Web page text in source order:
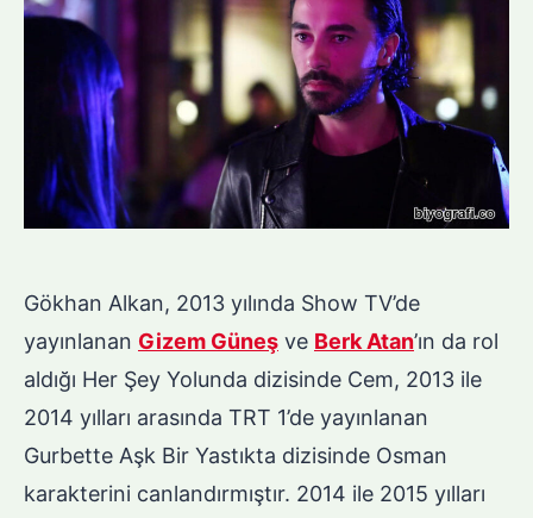
Gökhan Alkan, 2013 yılında Show TV’de
yayınlanan Gizem Güneş ve Berk Atan’ın da rol
aldığı Her Şey Yolunda dizisinde Cem, 2013 ile
2014 yılları arasında TRT 1’de yayınlanan
Gurbette Aşk Bir Yastıkta dizisinde Osman
karakterini canlandırmıştır. 2014 ile 2015 yılları